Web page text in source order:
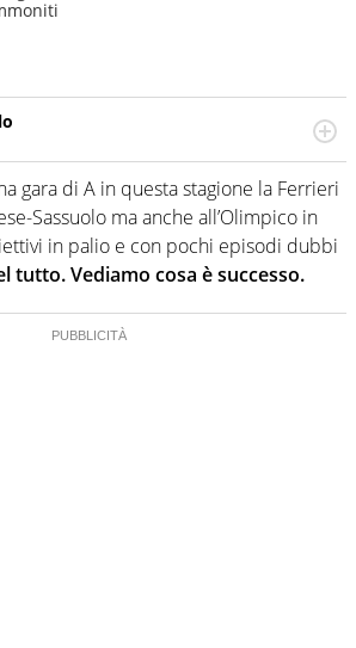
ha seguito numerose manifestazioni
con agenzie e testate. Esperienza,
e memoria storica. Si occupa
di calcio
gara di A in questa stagione la Ferrieri
Sassuolo ma anche all’Olimpico in
in palio e con pochi episodi dubbi
tutto. Vediamo cosa è successo.